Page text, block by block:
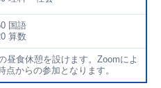
国語
算数
昼食休憩を設けます。Zoomによ
からの参加となります。